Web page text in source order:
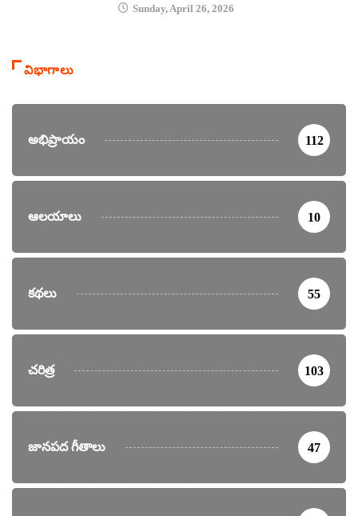
Sunday, April 26, 2026
విభాగాలు
అభిప్రాయం 112
ఆలయాలు 10
కథలు 55
చరిత్ర 103
జానపద గీతాలు 47